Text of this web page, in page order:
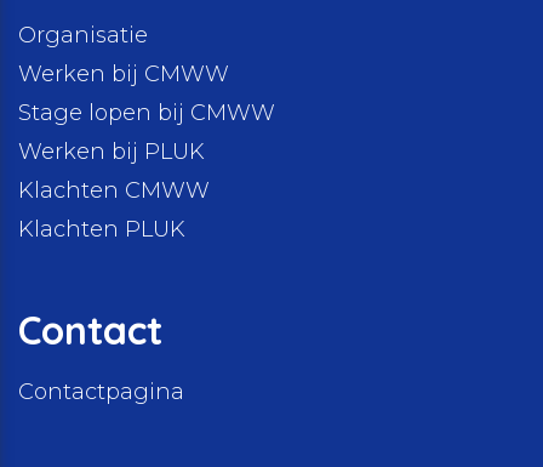
Organisatie
Werken bij CMWW
Stage lopen bij CMWW
Werken bij PLUK
Klachten CMWW
Klachten PLUK
Contact
Contactpagina